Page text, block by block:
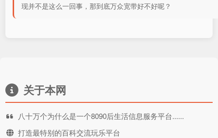
现并不是这么一回事，那到底万众宽带好不好呢？
关于本网
八十万个为什么是一个8090后生活信息服务平台......
打造最特别的百科交流玩乐平台